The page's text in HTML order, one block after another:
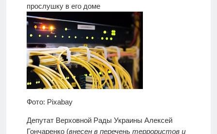
Версия для
слабовидящих
прослушку в его доме
Фото: Pixabay
Депутат Верховной Рады Украины Алексей
Гончаренко (внесен в перечень террористов и